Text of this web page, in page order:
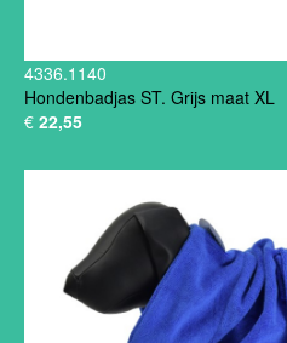
4336.1140
Hondenbadjas ST. Grijs maat XL
€ 22,55